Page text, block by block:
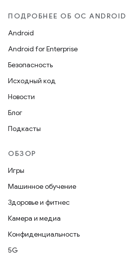
ПОДРОБНЕЕ ОБ ОС ANDROID
Android
Android for Enterprise
Безопасность
Исходный код
Новости
Блог
Подкасты
ОБЗОР
Игры
Машинное обучение
Здоровье и фитнес
Камера и медиа
Конфиденциальность
5G